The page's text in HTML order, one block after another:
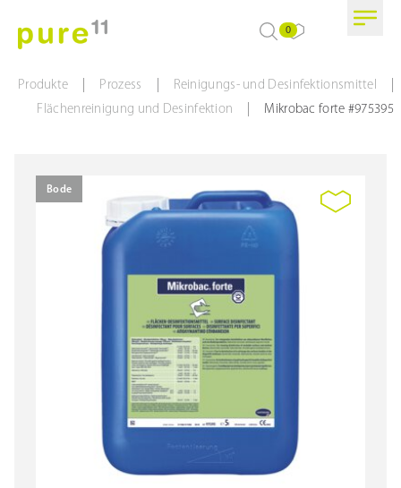
0
Produkte Prozess Reinigungs- und Desinfektionsmittel
Flächenreinigung und Desinfektion Mikrobac forte #975395
Bode